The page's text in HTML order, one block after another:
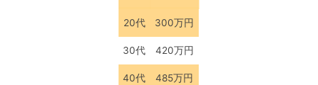
20代 300万円
30代 420万円
40代 485万円